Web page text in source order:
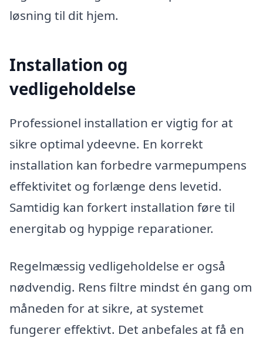
løsning til dit hjem.
Installation og
vedligeholdelse
Professionel installation er vigtig for at
sikre optimal ydeevne. En korrekt
installation kan forbedre varmepumpens
effektivitet og forlænge dens levetid.
Samtidig kan forkert installation føre til
energitab og hyppige reparationer.
Regelmæssig vedligeholdelse er også
nødvendig. Rens filtre mindst én gang om
måneden for at sikre, at systemet
fungerer effektivt. Det anbefales at få en